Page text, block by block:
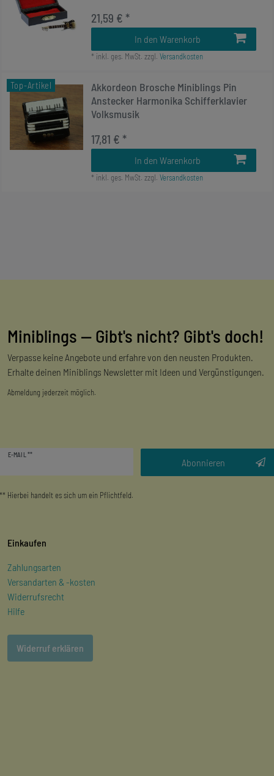
21,59 € *
In den Warenkorb
* inkl. ges. MwSt. zzgl. Versandkosten
Top-Artikel
Akkordeon Brosche Miniblings Pin
Anstecker Harmonika Schifferklavier
Volksmusik
17,81 € *
In den Warenkorb
* inkl. ges. MwSt. zzgl. Versandkosten
Miniblings — Gibt's nicht? Gibt's doch!
Verpasse keine Angebote und erfahre von den neusten Produkten.
Erhalte deinen Miniblings Newsletter mit Ideen und Vergünstigungen.
Abmeldung jederzeit möglich.
E-MAIL **
Abonnieren
** Hierbei handelt es sich um ein Pflichtfeld.
Einkaufen
Zahlungsarten
Versandarten & -kosten
Widerrufsrecht
Hilfe
Widerruf erklären